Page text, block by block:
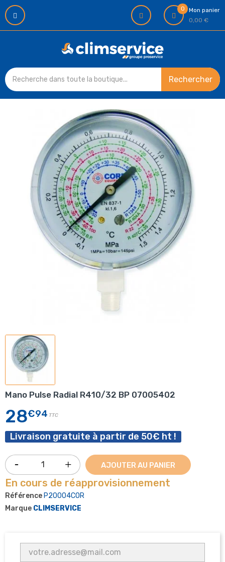
0
Mon panier
0,00 €
Rechercher
Mano Pulse Radial R410/32 BP 07005402
28€94 TTC
Livraison gratuite à partir de 50€ ht !
AJOUTER AU PANIER
En cours de réapprovisionnement
Référence P20004COR
Marque CLIMSERVICE